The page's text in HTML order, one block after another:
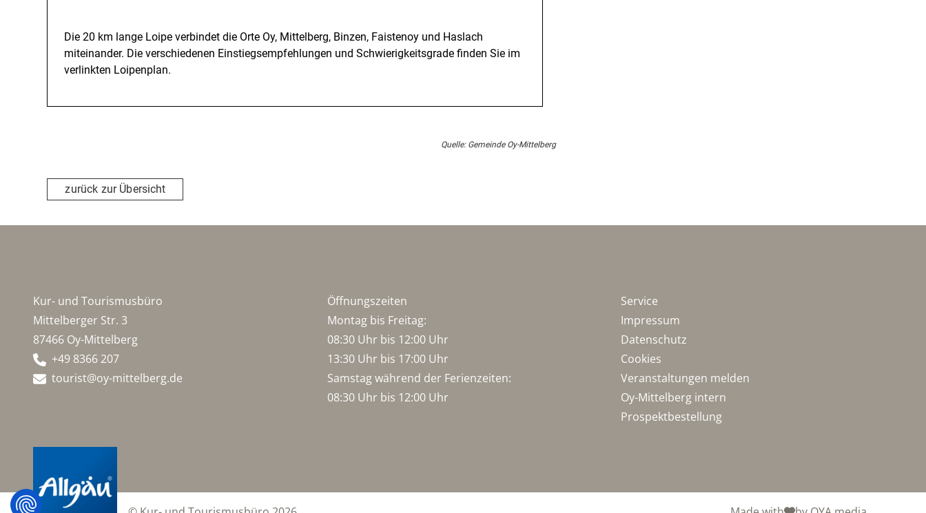
Die 20 km lange Loipe verbindet die Orte Oy, Mittelberg, Binzen, Faistenoy und Haslach
miteinander. Die verschiedenen Einstiegsempfehlungen und Schwierigkeitsgrade finden Sie im
verlinkten Loipenplan.
Quelle: Gemeinde Oy-Mittelberg
zurück zur Übersicht
Kur- und Tourismusbüro
Mittelberger Str. 3
87466 Oy-Mittelberg
+49 8366 207
tourist@oy-mittelberg.de
Öffnungszeiten
Montag bis Freitag:
08:30 Uhr bis 12:00 Uhr
13:30 Uhr bis 17:00 Uhr
Samstag während der Ferienzeiten:
08:30 Uhr bis 12:00 Uhr
Service
Impressum
Datenschutz
Cookies
Veranstaltungen melden
Oy-Mittelberg intern
Prospektbestellung